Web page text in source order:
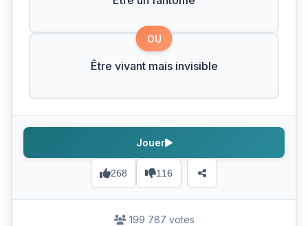
OU
Être vivant mais invisible
268 116
Jouer
199 787 votes